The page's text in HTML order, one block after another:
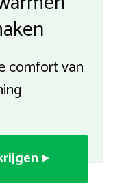
comfort van
▸